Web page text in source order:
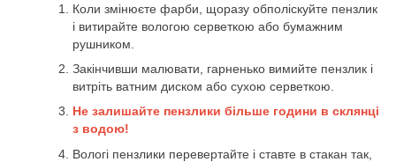
Коли змінюєте фарби, щоразу обполіскуйте пензлик
і витирайте вологою серветкою або бумажним
рушником.
Закінчивши малювати, гарненько вимийте пензлик і
витріть ватним диском або сухою серветкою.
Не залишайте пензлики більше години в склянці
з водою!
Вологі пензлики перевертайте і ставте в стакан так,